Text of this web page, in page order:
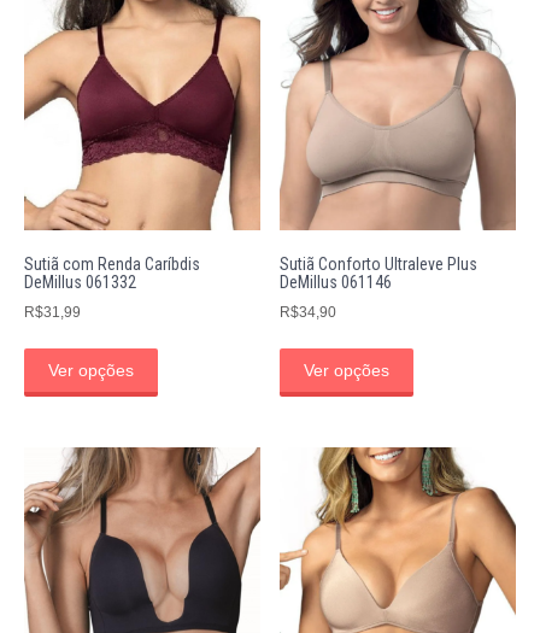
Sutiã com Renda Caríbdis
DeMillus 061332
R$31,99
Ver opções
Sutiã Conforto Ultraleve Plus
DeMillus 061146
R$34,90
Ver opções